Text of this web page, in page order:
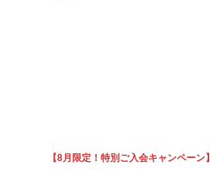
【8月限定！特別ご入会キャンペーン】